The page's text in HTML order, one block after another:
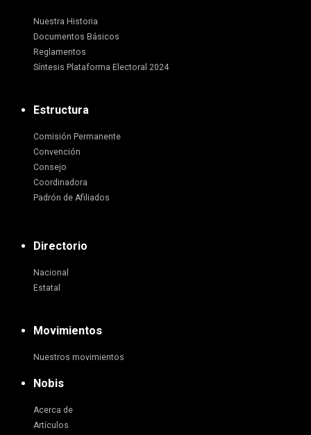
Nuestra Historia
Documentos Básicos
Reglamentos
Síntesis Plataforma Electoral 2024
Estructura
Comisión Permanente
Convención
Consejo
Coordinadora
Padrón de Afiliados
Directorio
Nacional
Estatal
Movimientos
Nuestros movimientos
Nobis
Acerca de
Artículos